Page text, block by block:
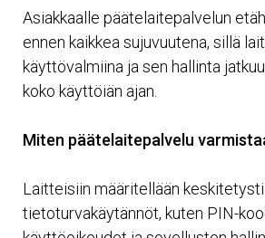
Asiakkaalle päätelaitepalvelun
ennen kaikkea sujuvuutena, sillä
käyttövalmiina ja sen hallinta
koko käyttöiän ajan.
Miten päätelaitepalvelu
Laitteisiin määritellään keskitetysti
tietoturvakäytännöt, kuten PIN-